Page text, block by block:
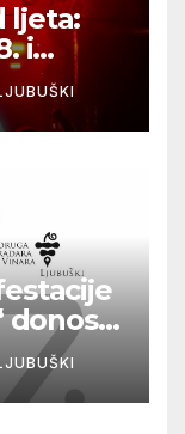
ljeta:
i
donosi
i